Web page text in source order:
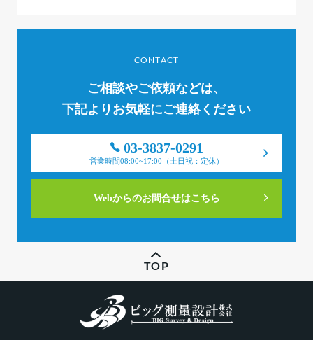
CONTACT
ご相談やご依頼などは、
下記よりお気軽にご連絡ください
03-3837-0291
営業時間08:00~17:00（土日祝：定休）
Webからのお問合せはこちら
TOP